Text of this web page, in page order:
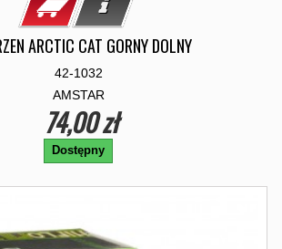
ARCTIC CAT GORNY DOLNY
42-1032
AMSTAR
74,00 zł
Dostępny